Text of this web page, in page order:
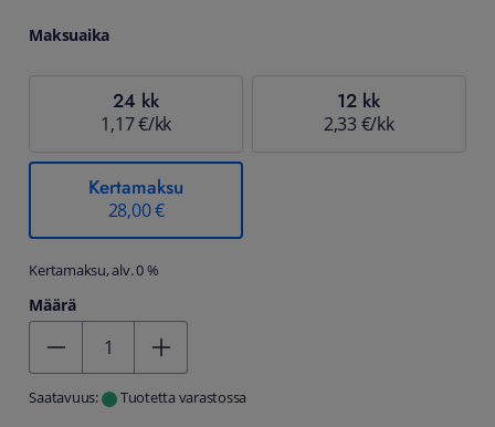
Maksuaika
24 kk
1,17 €/kk
12 kk
2,33 €/kk
Kertamaksu
28,00 €
Kertamaksu, alv. 0 %
Määrä
Saatavuus: Tuotetta varastossa